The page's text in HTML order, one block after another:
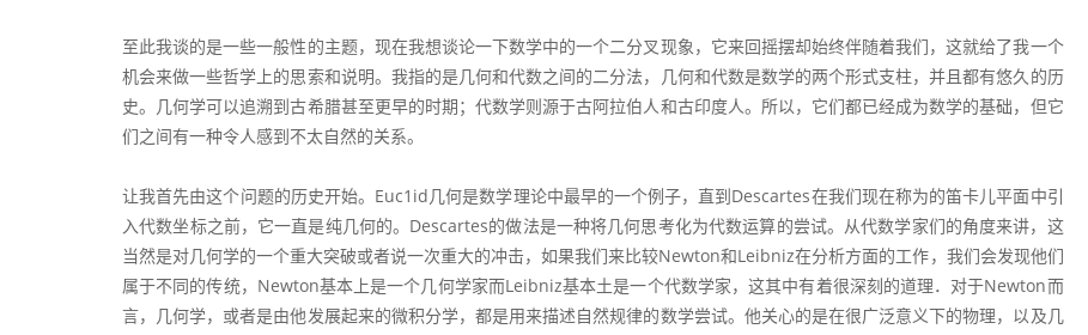
至此我谈的是一些一般性的主题，现在我想谈论一下数学中的一个二分叉现象，它来回摇摆却始终伴随着我们，这就给了我一个
机会来做一些哲学上的思索和说明。我指的是几何和代数之间的二分法，几何和代数是数学的两个形式支柱，并且都有悠久的历
史。几何学可以追溯到古希腊甚至更早的时期；代数学则源于古阿拉伯人和古印度人。所以，它们都已经成为数学的基础，但它
们之间有一种令人感到不太自然的关系。
让我首先由这个问题的历史开始。Euc1id几何是数学理论中最早的一个例子，直到Descartes在我们现在称为的笛卡儿平面中引
入代数坐标之前，它一直是纯几何的。Descartes的做法是一种将几何思考化为代数运算的尝试。从代数学家们的角度来讲，这
当然是对几何学的一个重大突破或者说一次重大的冲击，如果我们来比较Newton和Leibniz在分析方面的工作，我们会发现他们
属于不同的传统，Newton基本上是一个几何学家而Leibniz基本土是一个代数学家，这其中有着很深刻的道理．对于Newton而
言，几何学，或者是由他发展起来的微积分学，都是用来描述自然规律的数学尝试。他关心的是在很广泛意义下的物理，以及几